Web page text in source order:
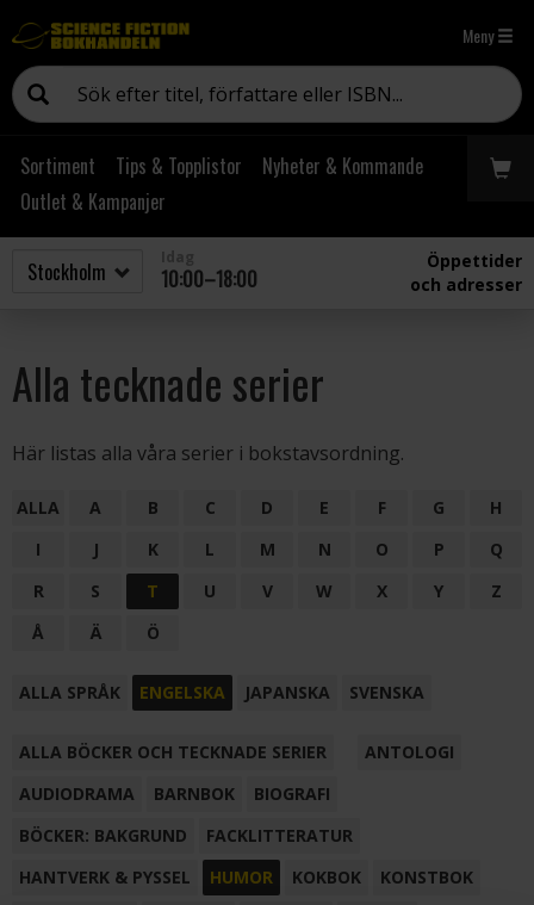
Meny
Sortiment Tips & Topplistor
Nyheter & Kommande
Outlet & Kampanjer
10:00–18:00
Öppettider
och adresser
Alla tecknade serier
Här listas alla våra serier i bokstavsordning.
ALLA A B C D E F G
H
I
J K L M N O P
Q
R
S T U V W X Y
Z
Å
Ä Ö
ALLA SPRÅK ENGELSKA JAPANSKA SVENSKA
ALLA BÖCKER OCH TECKNADE SERIER
ANTOLOGI
AUDIODRAMA
BARNBOK
BIOGRAFI
BÖCKER: BAKGRUND
FACKLITTERATUR
HANTVERK & PYSSEL
HUMOR KOKBOK
KONSTBOK